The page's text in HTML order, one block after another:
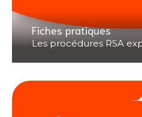
Fiches pratiques
Les procédures RSA